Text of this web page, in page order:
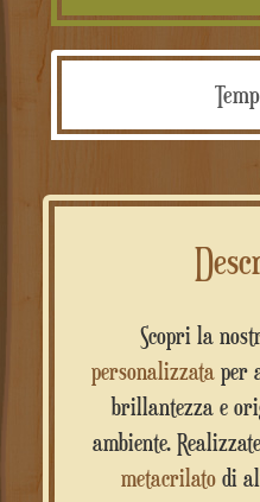
Scopri la
personalizzata per
brillantezza e
ambiente.
metacrilato di